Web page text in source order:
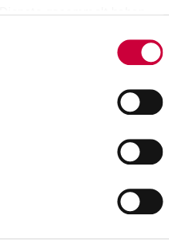
Elbe und Stör prägen das
Historische Schlösser,